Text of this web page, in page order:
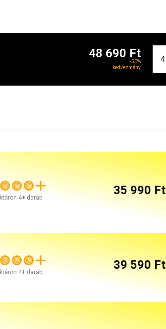
48 690 Ft
-50%
kedvezmény
4+ darab
35 990 Ft
4+ darab
39 590 Ft